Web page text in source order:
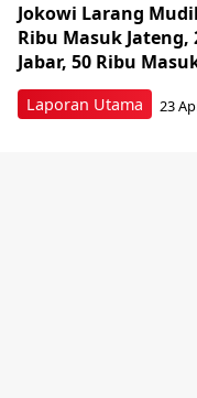
Laporan Utama
Jokowi Larang
Ribu Masuk Jateng,
Jabar, 50 Ribu
23